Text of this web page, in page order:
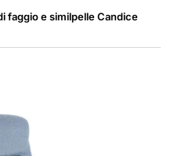
faggio e similpelle Candice